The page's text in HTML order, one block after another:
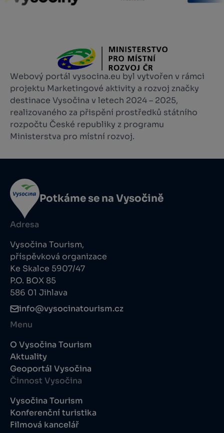
Webový portál vysocina.eu byl vytvořen v rámci
projektu Marketingové aktivity a rozvoj značky
destinace Vysočina v letech 2024 – 2025,
realizovaného za přispění prostředků státního
rozpočtu České republiky z programu
Ministerstva pro místní rozvoj.
Potkáme se na Vysočině
Adresa
Vysočina Tourism,
příspěvková organizace
Ke Skalce 5907/47
P.O. BOX 85
586 01 Jihlava
info@vysocinatourism.cz
Menu
O Vysočina Tourism
Aktuality
Geoportál Vysočina
Činnost Vysočina
Vysočina Tourism
Konferenční turistika
Filmová kancelář